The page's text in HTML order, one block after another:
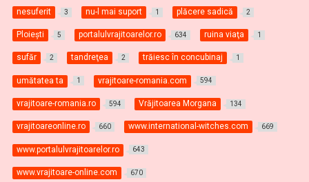
nesuferit 3 nu-l mai suport 1 plăcere sadică 2
Ploieşti 5 portalulvrajitoarelor.ro 634 ruina viaţa 1
sufăr 2 tandreţea 2 trăiesc în concubinaj 1
umătatea ta 1 vrajitoare-romania.com 594
vrajitoare-romania.ro 594 Vrăjitoarea Morgana 134
vrajitoareonline.ro 660 www.international-witches.com 669
www.portalulvrajitoarelor.ro 643
www.vrajitoare-online.com 670